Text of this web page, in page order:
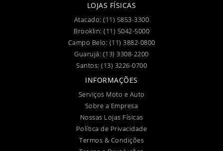
LOJAS FÍSICAS
Atacado:(11) 5853-3300
Brooklin: (11) 5042-5000
Campo Belo: (11) 3882-0800
Guarujá: (13) 3308-2200
Santos: (13) 3226-0700
INFORMAÇÕES
Serviços Moto e Auto
Sobre a Empresa
Nossas Lojas Físicas
Política de Privacidade
Termos & Condições